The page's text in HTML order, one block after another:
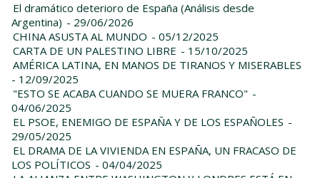
El dramático deterioro de España (Análisis desde
Argentina) - 29/06/2026
CHINA ASUSTA AL MUNDO - 05/12/2025
CARTA DE UN PALESTINO LIBRE - 15/10/2025
AMÉRICA LATINA, EN MANOS DE TIRANOS Y MISERABLES
- 12/09/2025
"ESTO SE ACABA CUANDO SE MUERA FRANCO" -
04/06/2025
EL PSOE, ENEMIGO DE ESPAÑA Y DE LOS ESPAÑOLES -
29/05/2025
EL DRAMA DE LA VIVIENDA EN ESPAÑA, UN FRACASO DE
LOS POLÍTICOS - 04/04/2025